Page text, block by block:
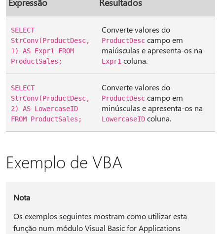
SELECT
StrConv(ProductDesc,
1) AS Expr1 FROM
ProductSales;
Converte valores do
ProductDesc campo em
maiúsculas e apresenta-os na
Expr1 coluna.
SELECT
StrConv(ProductDesc,
2) AS LowercaseID
FROM ProductSales;
Converte valores do
ProductDesc campo em
minúsculas e apresenta-os na
LowercaseID coluna.
Exemplo de VBA
Nota
Os exemplos seguintes mostram como utilizar esta
função num módulo Visual Basic for Applications